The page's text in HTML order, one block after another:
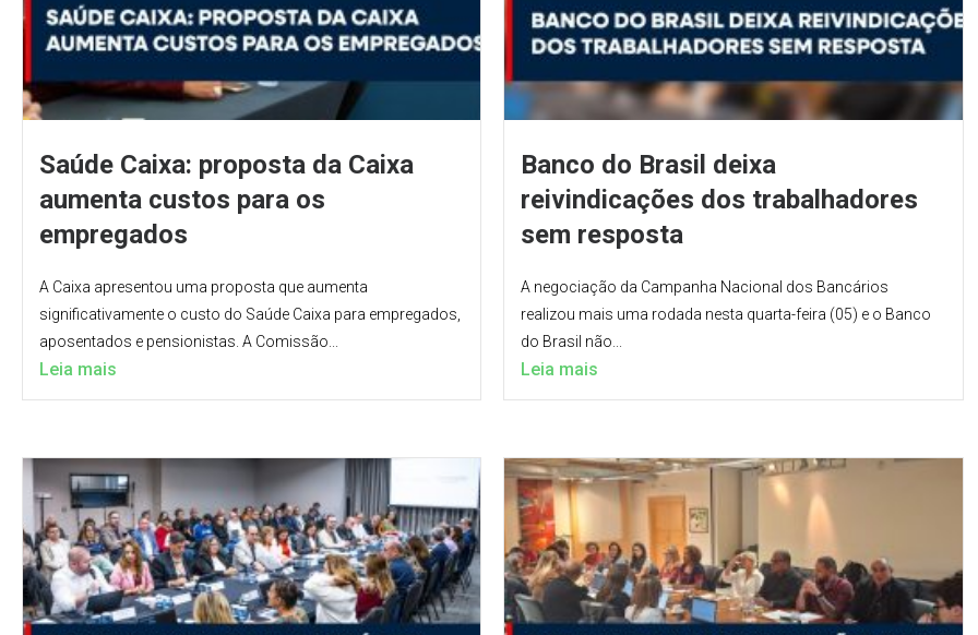
Saúde Caixa: proposta da Caixa
aumenta custos para os
empregados
A Caixa apresentou uma proposta que aumenta
significativamente o custo do Saúde Caixa para empregados,
aposentados e pensionistas. A Comissão...
Leia mais
Banco do Brasil deixa
reivindicações dos trabalhadores
sem resposta
A negociação da Campanha Nacional dos Bancários
realizou mais uma rodada nesta quarta-feira (05) e o Banco
do Brasil não...
Leia mais